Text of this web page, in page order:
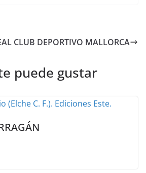
CLUB DEPORTIVO MALLORCA
puede gustar